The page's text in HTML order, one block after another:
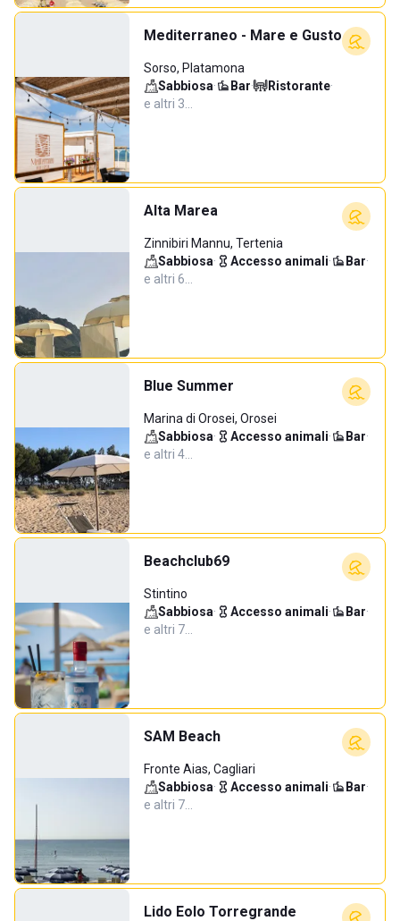
Mediterraneo - Mare e Gusto
Sorso, Platamona
Sabbiosa· Bar· Ristorante·
e altri 3…
Alta Marea
Zinnibiri Mannu, Tertenia
Sabbiosa· Accesso animali· Bar·
e altri 6…
Blue Summer
Marina di Orosei, Orosei
Sabbiosa· Accesso animali· Bar·
e altri 4…
Beachclub69
Stintino
Sabbiosa· Accesso animali· Bar·
e altri 7…
SAM Beach
Fronte Aias, Cagliari
Sabbiosa· Accesso animali· Bar·
e altri 7…
Lido Eolo Torregrande